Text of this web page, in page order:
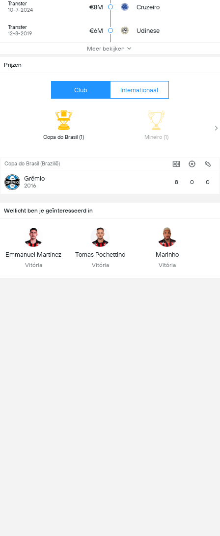
Transfer
10-7-2024
€8M Cruzeiro
Transfer
12-8-2019
€6M Udinese
Meer bekijken
Prijzen
Club Internationaal
Mineiro (1)
Copa do Brasil (Brazilië)
Grêmio
2016 8 0 0
Wellicht ben je geïnteresseerd in
Emmanuel Martínez
Vitória
Tomas Pochettino
Vitória
Marinho
Vitória